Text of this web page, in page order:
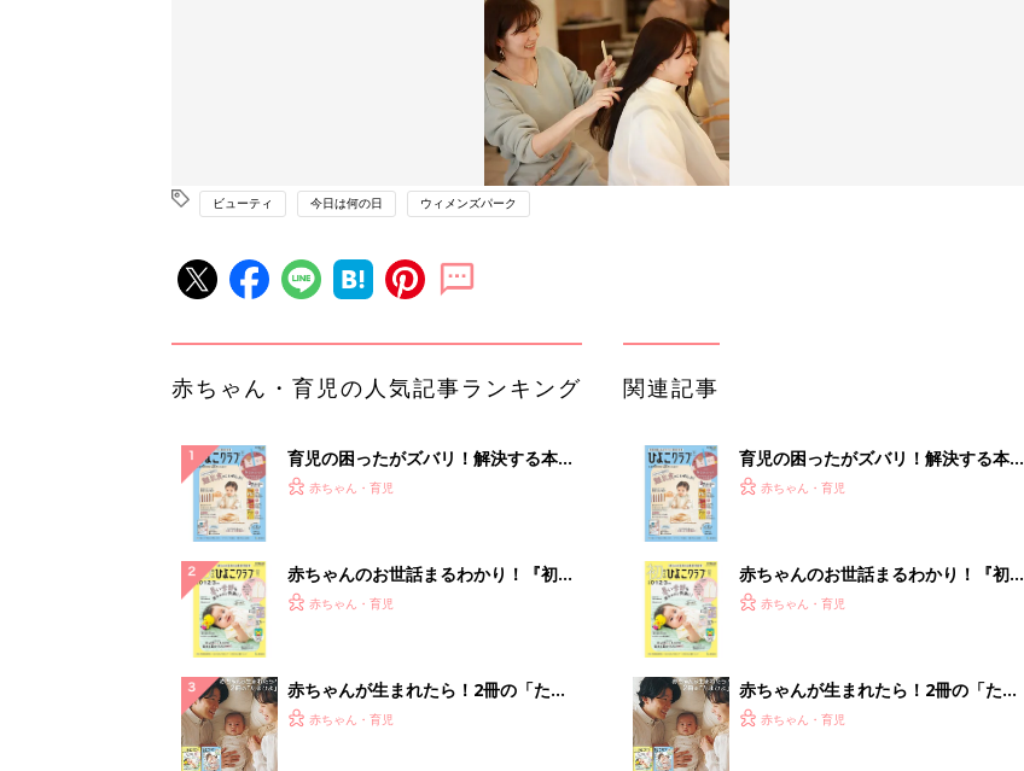
ビューティ 今日は何の日 ウィメンズパーク
赤ちゃん・育児の人気記事ランキング
育児の困ったがズバリ！解決する本
『ひよこクラブ 秋号』 4カ月～2才
赤ちゃん・育児
赤ちゃんのお世話まるわかり！『初め
てのひよこクラブ 夏号』〈巻頭大特
赤ちゃん・育児
赤ちゃんが生まれたら！2冊の「たま
ひよ」
赤ちゃん・育児
関連記事
育児の困ったがズバリ！解決する本
『ひよこクラブ 秋号』 4カ月～2才
赤ちゃん・育児
赤ちゃんのお世話まるわかり！『初め
てのひよこクラブ 夏号』〈巻頭大特
赤ちゃん・育児
赤ちゃんが生まれたら！2冊の「たま
ひよ」
赤ちゃん・育児